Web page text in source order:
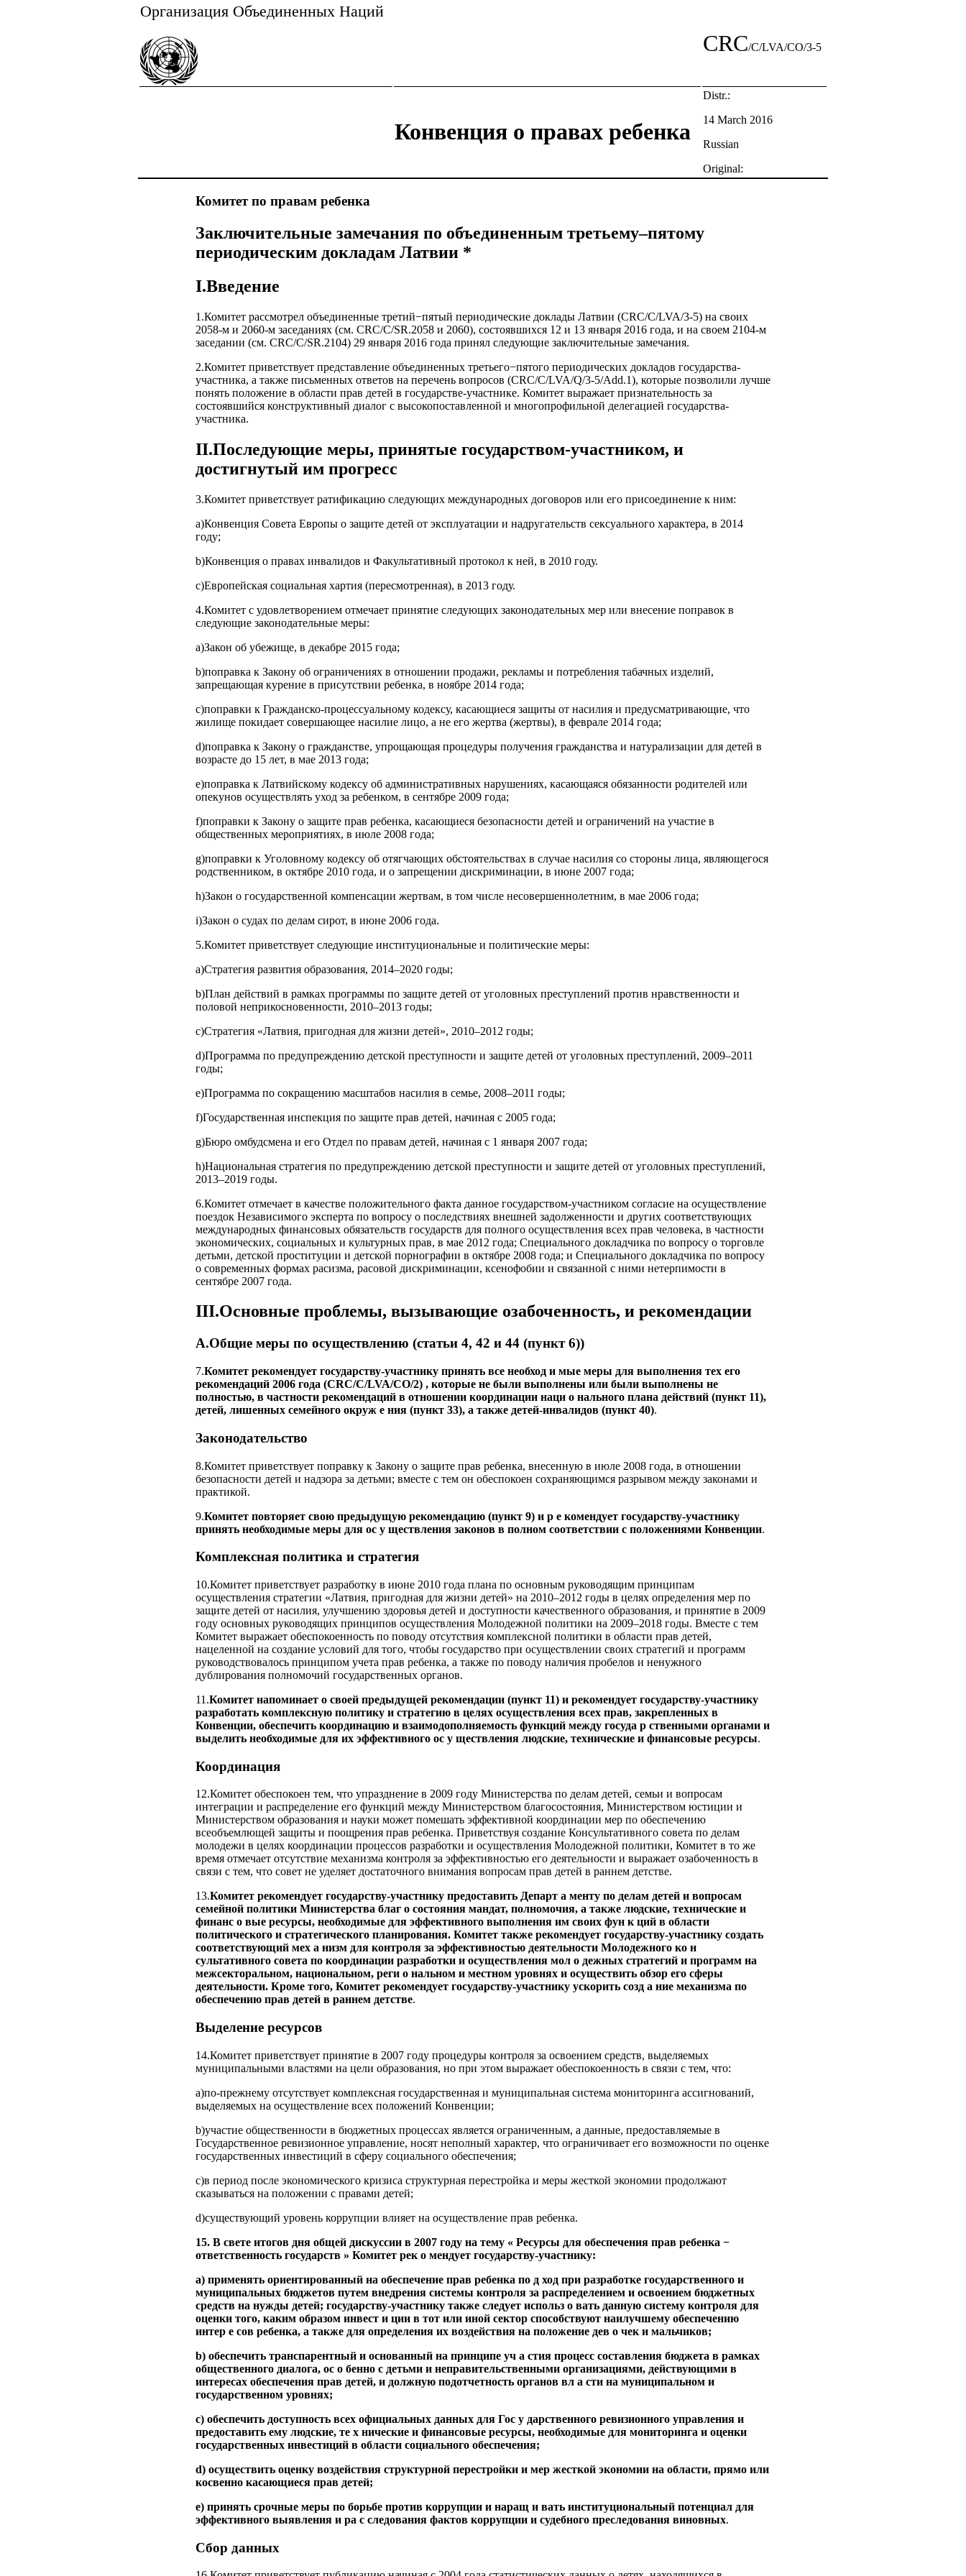
Организация Объединенных Наций
CRC/C/LVA/CO/3-5
Конвенция о правах ребенка
Distr.:
14 March 2016
Russian
Original:
Комитет по правам ребенка
Заключительные замечания по объединенным третьему–пятому
периодическим докладам Латвии *
I.Введение
1.Комитет рассмотрел объединенные третий−пятый периодические доклады Латвии (CRC/C/LVA/3-5) на своих
2058-м и 2060-м заседаниях (см. CRC/C/SR.2058 и 2060), состоявшихся 12 и 13 января 2016 года, и на своем 2104-м
заседании (см. CRC/C/SR.2104) 29 января 2016 года принял следующие заключительные замечания.
2.Комитет приветствует представление объединенных третьего−пятого периодических докладов государства-
участника, а также письменных ответов на перечень вопросов (CRC/C/LVA/Q/3-5/Add.1), которые позволили лучше
понять положение в области прав детей в государстве-участнике. Комитет выражает признательность за
состоявшийся конструктивный диалог с высокопоставленной и многопрофильной делегацией государства-
участника.
II.Последующие меры, принятые государством-участником, и
достигнутый им прогресс
3.Комитет приветствует ратификацию следующих международных договоров или его присоединение к ним:
а)Конвенция Совета Европы о защите детей от эксплуатации и надругательств сексуального характера, в 2014
году;
b)Конвенция о правах инвалидов и Факультативный протокол к ней, в 2010 году.
с)Европейская социальная хартия (пересмотренная), в 2013 году.
4.Комитет с удовлетворением отмечает принятие следующих законодательных мер или внесение поправок в
следующие законодательные меры:
а)Закон об убежище, в декабре 2015 года;
b)поправка к Закону об ограничениях в отношении продажи, рекламы и потребления табачных изделий,
запрещающая курение в присутствии ребенка, в ноябре 2014 года;
с)поправки к Гражданско-процессуальному кодексу, касающиеся защиты от насилия и предусматривающие, что
жилище покидает совершающее насилие лицо, а не его жертва (жертвы), в феврале 2014 года;
d)поправка к Закону о гражданстве, упрощающая процедуры получения гражданства и натурализации для детей в
возрасте до 15 лет, в мае 2013 года;
e)поправка к Латвийскому кодексу об административных нарушениях, касающаяся обязанности родителей или
опекунов осуществлять уход за ребенком, в сентябре 2009 года;
f)поправки к Закону о защите прав ребенка, касающиеся безопасности детей и ограничений на участие в
общественных мероприятиях, в июле 2008 года;
g)поправки к Уголовному кодексу об отягчающих обстоятельствах в случае насилия со стороны лица, являющегося
родственником, в октябре 2010 года, и о запрещении дискриминации, в июне 2007 года;
h)Закон о государственной компенсации жертвам, в том числе несовершеннолетним, в мае 2006 года;
i)Закон о судах по делам сирот, в июне 2006 года.
5.Комитет приветствует следующие институциональные и политические меры:
а)Стратегия развития образования, 2014–2020 годы;
b)План действий в рамках программы по защите детей от уголовных преступлений против нравственности и
половой неприкосновенности, 2010–2013 годы;
с)Стратегия «Латвия, пригодная для жизни детей», 2010–2012 годы;
d)Программа по предупреждению детской преступности и защите детей от уголовных преступлений, 2009–2011
годы;
e)Программа по сокращению масштабов насилия в семье, 2008–2011 годы;
f)Государственная инспекция по защите прав детей, начиная с 2005 года;
g)Бюро омбудсмена и его Отдел по правам детей, начиная с 1 января 2007 года;
h)Национальная стратегия по предупреждению детской преступности и защите детей от уголовных преступлений,
2013–2019 годы.
6.Комитет отмечает в качестве положительного факта данное государством-участником согласие на осуществление
поездок Независимого эксперта по вопросу о последствиях внешней задолженности и других соответствующих
международных финансовых обязательств государств для полного осуществления всех прав человека, в частности
экономических, социальных и культурных прав, в мае 2012 года; Специального докладчика по вопросу о торговле
детьми, детской проституции и детской порнографии в октябре 2008 года; и Специального докладчика по вопросу
о современных формах расизма, расовой дискриминации, ксенофобии и связанной с ними нетерпимости в
сентябре 2007 года.
III.Основные проблемы, вызывающие озабоченность, и рекомендации
A.Общие меры по осуществлению (статьи 4, 42 и 44 (пункт 6))
7.Комитет рекомендует государству-участнику принять все необход и мые меры для выполнения тех его
рекомендаций 2006 года (CRC/C/LVA/CO/2) , которые не были выполнены или были выполнены не
полностью, в частности рекомендаций в отношении координации наци о нального плана действий (пункт 11),
детей, лишенных семейного окруж е ния (пункт 33), а также детей-инвалидов (пункт 40).
Законодательство
8.Комитет приветствует поправку к Закону о защите прав ребенка, внесенную в июле 2008 года, в отношении
безопасности детей и надзора за детьми; вместе с тем он обеспокоен сохраняющимся разрывом между законами и
практикой.
9.Комитет повторяет свою предыдущую рекомендацию (пункт 9) и р е комендует государству-участнику
принять необходимые меры для ос у ществления законов в полном соответствии с положениями Конвенции.
Комплексная политика и стратегия
10.Комитет приветствует разработку в июне 2010 года плана по основным руководящим принципам
осуществления стратегии «Латвия, пригодная для жизни детей» на 2010–2012 годы в целях определения мер по
защите детей от насилия, улучшению здоровья детей и доступности качественного образования, и принятие в 2009
году основных руководящих принципов осуществления Молодежной политики на 2009–2018 годы. Вместе с тем
Комитет выражает обеспокоенность по поводу отсутствия комплексной политики в области прав детей,
нацеленной на создание условий для того, чтобы государство при осуществлении своих стратегий и программ
руководствовалось принципом учета прав ребенка, а также по поводу наличия пробелов и ненужного
дублирования полномочий государственных органов.
11.Комитет напоминает о своей предыдущей рекомендации (пункт 11) и рекомендует государству-участнику
разработать комплексную политику и стратегию в целях осуществления всех прав, закрепленных в
Конвенции, обеспечить координацию и взаимодополняемость функций между госуда р ственными органами и
выделить необходимые для их эффективного ос у ществления людские, технические и финансовые ресурсы.
Координация
12.Комитет обеспокоен тем, что упразднение в 2009 году Министерства по делам детей, семьи и вопросам
интеграции и распределение его функций между Министерством благосостояния, Министерством юстиции и
Министерством образования и науки может помешать эффективной координации мер по обеспечению
всеобъемлющей защиты и поощрения прав ребенка. Приветствуя создание Консультативного совета по делам
молодежи в целях координации процессов разработки и осуществления Молодежной политики, Комитет в то же
время отмечает отсутствие механизма контроля за эффективностью его деятельности и выражает озабоченность в
связи с тем, что совет не уделяет достаточного внимания вопросам прав детей в раннем детстве.
13.Комитет рекомендует государству-участнику предоставить Департ а менту по делам детей и вопросам
семейной политики Министерства благ о состояния мандат, полномочия, а также людские, технические и
финанс о вые ресурсы, необходимые для эффективного выполнения им своих фун к ций в области
политического и стратегического планирования. Комитет также рекомендует государству-участнику создать
соответствующий мех а низм для контроля за эффективностью деятельности Молодежного ко н
сультативного совета по координации разработки и осуществления мол о дежных стратегий и программ на
межсекторальном, национальном, реги о нальном и местном уровнях и осуществить обзор его сферы
деятельности. Кроме того, Комитет рекомендует государству-участнику ускорить созд а ние механизма по
обеспечению прав детей в раннем детстве.
Выделение ресурсов
14.Комитет приветствует принятие в 2007 году процедуры контроля за освоением средств, выделяемых
муниципальными властями на цели образования, но при этом выражает обеспокоенность в связи с тем, что:
а)по-прежнему отсутствует комплексная государственная и муниципальная система мониторинга ассигнований,
выделяемых на осуществление всех положений Конвенции;
b)участие общественности в бюджетных процессах является ограниченным, а данные, предоставляемые в
Государственное ревизионное управление, носят неполный характер, что ограничивает его возможности по оценке
государственных инвестиций в сферу социального обеспечения;
с)в период после экономического кризиса структурная перестройка и меры жесткой экономии продолжают
сказываться на положении с правами детей;
d)существующий уровень коррупции влияет на осуществление прав ребенка.
15. В свете итогов дня общей дискуссии в 2007 году на тему « Ресурсы для обеспечения прав ребенка −
ответственность государств » Комитет рек о мендует государству-участнику:
а) применять ориентированный на обеспечение прав ребенка по д ход при разработке государственного и
муниципальных бюджетов путем внедрения системы контроля за распределением и освоением бюджетных
средств на нужды детей; государству-участнику также следует использ о вать данную систему контроля для
оценки того, каким образом инвест и ции в тот или иной сектор способствуют наилучшему обеспечению
интер е сов ребенка, а также для определения их воздействия на положение дев о чек и мальчиков;
b) обеспечить транспарентный и основанный на принципе уч а стия процесс составления бюджета в рамках
общественного диалога, ос о бенно с детьми и неправительственными организациями, действующими в
интересах обеспечения прав детей, и должную подотчетность органов вл а сти на муниципальном и
государственном уровнях;
с) обеспечить доступность всех официальных данных для Гос у дарственного ревизионного управления и
предоставить ему людские, те х нические и финансовые ресурсы, необходимые для мониторинга и оценки
государственных инвестиций в области социального обеспечения;
d) осуществить оценку воздействия структурной перестройки и мер жесткой экономии на области, прямо или
косвенно касающиеся прав детей;
e) принять срочные меры по борьбе против коррупции и наращ и вать институциональный потенциал для
эффективного выявления и ра с следования фактов коррупции и судебного преследования виновных.
Сбор данных